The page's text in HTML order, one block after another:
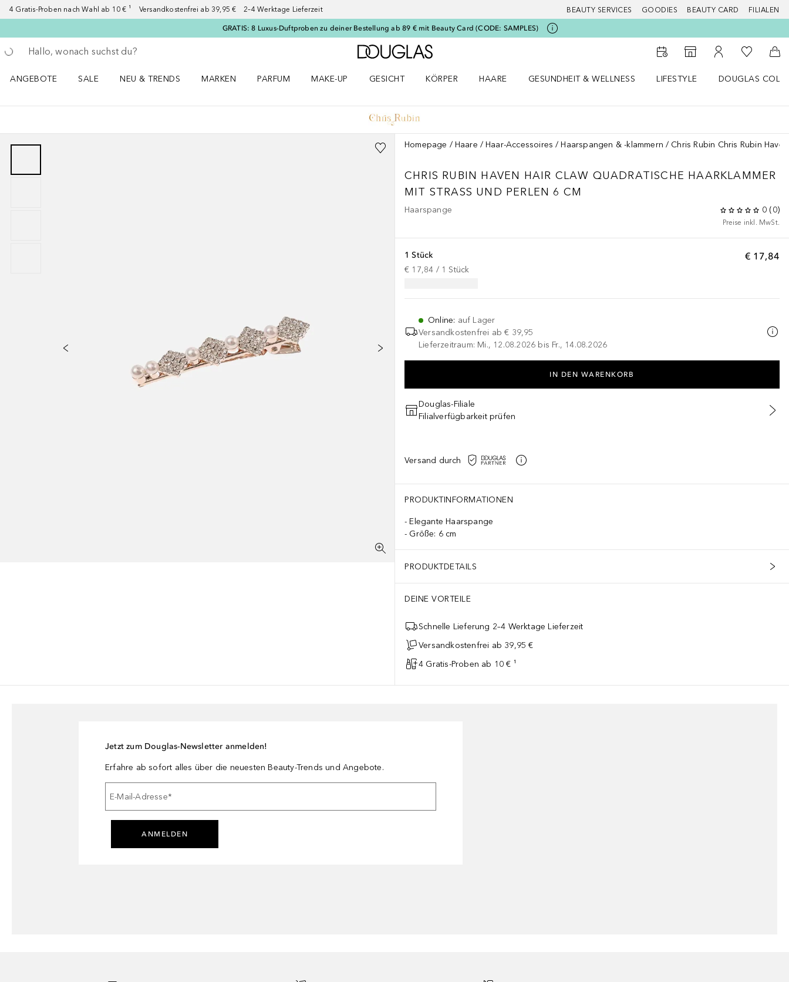
4 Gratis-Proben nach Wahl ab 10 € ¹ Versandkostenfrei ab 39,95 € 2–4 Werktage Lieferzeit BEAUTY SERVICES GOODIES BEAUTY CARD FILIALEN
GRATIS: 8 Luxus-Duftproben zu deiner Bestellung ab 89 € mit Beauty Card (CODE: SAMPLES)
Gehe zurück
Suche ausführen
Zur Douglas Startseite
Zum Storefinder
Zu Meinem
Zu Meiner
ANGEBOTE
SALE
NEU & TRENDS
MARKEN
PARFUM
MAKE-UP
GESICHT
KÖRPER
HAARE
GESUNDHEIT & WELLNESS
LIFESTYLE
DOUGLAS
Homepage Haare Haar-Accessoires Haarspangen & -klammern Chris Rubin Chris Rubin
CHRIS RUBIN HAVEN HAIR CLAW QUADRATISCHE HAARKLAMMER
MIT STRASS UND PERLEN 6 CM
Haarspange 0 (0)
Preise inkl. MwSt.
€ 17,84
1 Stück
€ 17,84 / 1 Stück
Online: auf Lager
Versandkostenfrei ab € 39,95
Lieferzeitraum: Mi., 12.08.2026 bis Fr., 14.08.2026
IN DEN WARENKORB
Douglas-Filiale
Filialverfügbarkeit prüfen
Versand durch
PRODUKTINFORMATIONEN
Elegante Haarspange
Größe: 6 cm
PRODUKTDETAILS
DEINE VORTEILE
Schnelle Lieferung 2–4 Werktage Lieferzeit
Versandkostenfrei ab 39,95 €
4 Gratis-Proben ab 10 € ¹
Jetzt zum Douglas-Newsletter anmelden!
Erfahre ab sofort alles über die neuesten Beauty-Trends und Angebote.
E-Mail-Adresse*
ANMELDEN